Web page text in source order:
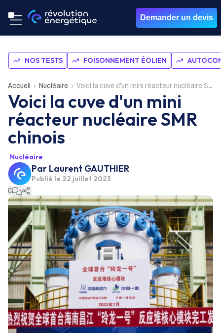
Demander un devis
NOS TESTS FOISONNEMENT ÉOLIEN
Accueil Nucléaire Voici la cuve d'un mini réacteur nucléaire SMR chinois
Voici la cuve d'un mini
réacteur nucléaire SMR
chinois
Nucléaire
Par Laurent GAUTHIER
Publié le 22 juillet 2023
0